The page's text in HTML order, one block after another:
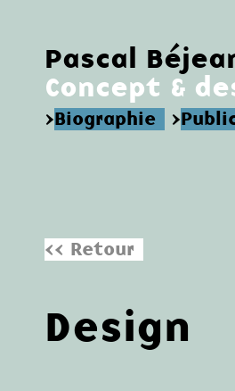
Pascal
Concept &
>Biographie >
<< Retour
Design